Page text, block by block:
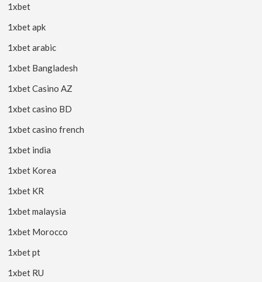
1xbet
1xbet apk
1xbet arabic
1xbet Bangladesh
1xbet Casino AZ
1xbet casino BD
1xbet casino french
1xbet india
1xbet Korea
1xbet KR
1xbet malaysia
1xbet Morocco
1xbet pt
1xbet RU